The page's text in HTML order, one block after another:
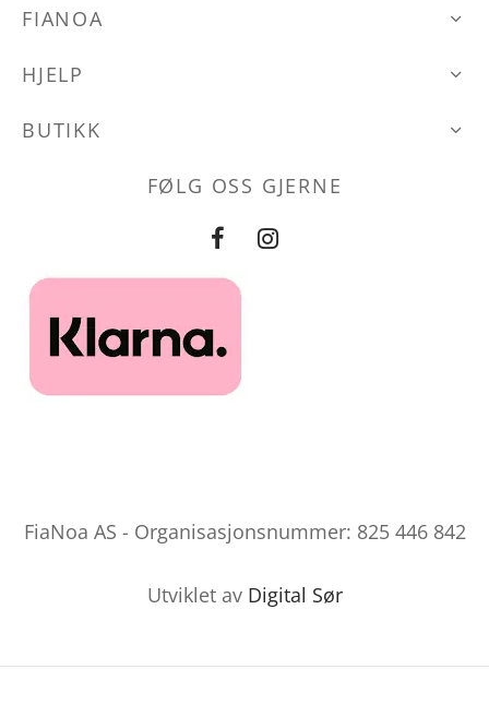
FIANOA
HJELP
BUTIKK
FØLG OSS GJERNE
FiaNoa AS - Organisasjonsnummer: 825 446 842
Utviklet av Digital Sør